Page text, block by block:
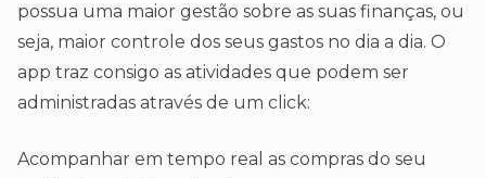
possua uma maior gestão sobre as suas finanças, ou
seja, maior controle dos seus gastos no dia a dia. O
app traz consigo as atividades que podem ser
administradas através de um click:
Acompanhar em tempo real as compras do seu